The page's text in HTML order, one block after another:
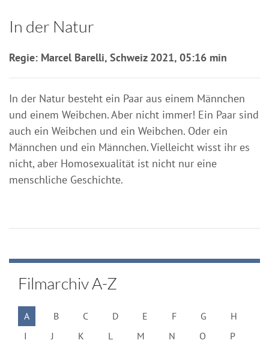
In der Natur
Regie: Marcel Barelli, Schweiz 2021, 05:16 min
In der Natur besteht ein Paar aus einem Männchen
und einem Weibchen. Aber nicht immer! Ein Paar sind
auch ein Weibchen und ein Weibchen. Oder ein
Männchen und ein Männchen. Vielleicht wisst ihr es
nicht, aber Homosexualität ist nicht nur eine
menschliche Geschichte.
Filmarchiv A-Z
A B C D E F G
H
I
J K L M N O
P